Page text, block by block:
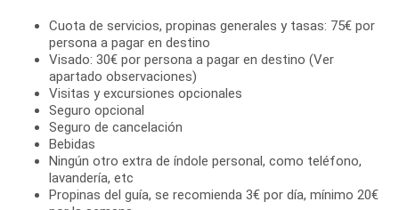
Cuota de servicios, propinas generales y tasas: 75€ por
persona a pagar en destino
Visado: 30€ por persona a pagar en destino (Ver
apartado observaciones)
Visitas y excursiones opcionales
Seguro opcional
Seguro de cancelación
Bebidas
Ningún otro extra de índole personal, como teléfono,
lavandería, etc
Propinas del guía, se recomienda 3€ por día, mínimo 20€